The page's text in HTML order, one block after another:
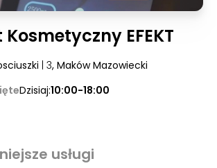
EFEKT
| 3, Maków Mazowiecki
Dzisiaj:10:00-18:00
usługi